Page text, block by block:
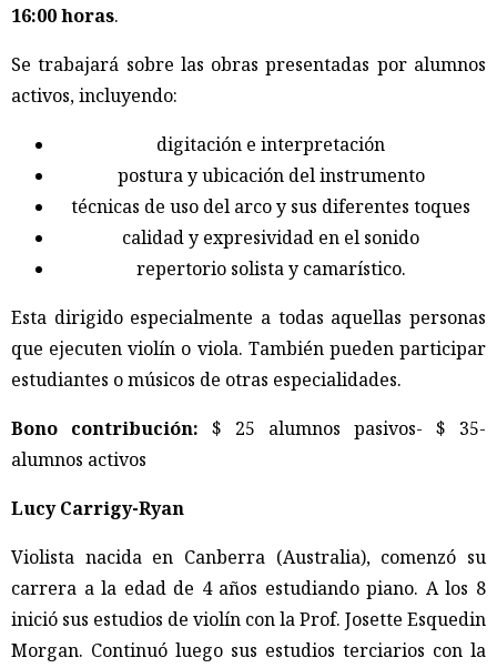
16:00 horas.
Se trabajará sobre las obras presentadas por alumnos
activos, incluyendo:
digitación e interpretación
postura y ubicación del instrumento
técnicas de uso del arco y sus diferentes toques
calidad y expresividad en el sonido
repertorio solista y camarístico.
Esta dirigido especialmente a todas aquellas personas
que ejecuten violín o viola. También pueden participar
estudiantes o músicos de otras especialidades.
Bono contribución: $ 25 alumnos pasivos- $ 35-
alumnos activos
Lucy Carrigy-Ryan
Violista nacida en Canberra (Australia), comenzó su
carrera a la edad de 4 años estudiando piano. A los 8
inició sus estudios de violín con la Prof. Josette Esquedin
Morgan. Continuó luego sus estudios terciarios con la